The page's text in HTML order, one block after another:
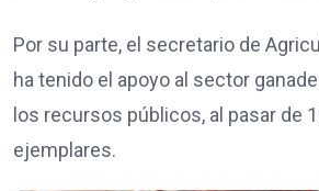
Por su parte, el secretario de
ha tenido el apoyo al sector
los recursos públicos, al pasar de
ejemplares.